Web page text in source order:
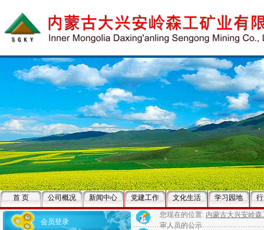
首 页 公司概况 新闻中心 党建工作 文化生活 学习园地
会员登录
您现在的位置: 内蒙古大兴安岭
审人员的公示